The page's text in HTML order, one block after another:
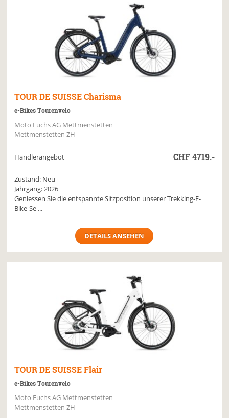
TOUR DE SUISSE Charisma
e-Bikes Tourenvelo
Moto Fuchs AG Mettmenstetten
Mettmenstetten ZH
Händlerangebot CHF4719.-
Zustand: Neu
Jahrgang: 2026
Geniessen Sie die entspannte Sitzposition unserer Trekking-E-
Bike-Se ...
DETAILS ANSEHEN
TOUR DE SUISSE Flair
e-Bikes Tourenvelo
Moto Fuchs AG Mettmenstetten
Mettmenstetten ZH